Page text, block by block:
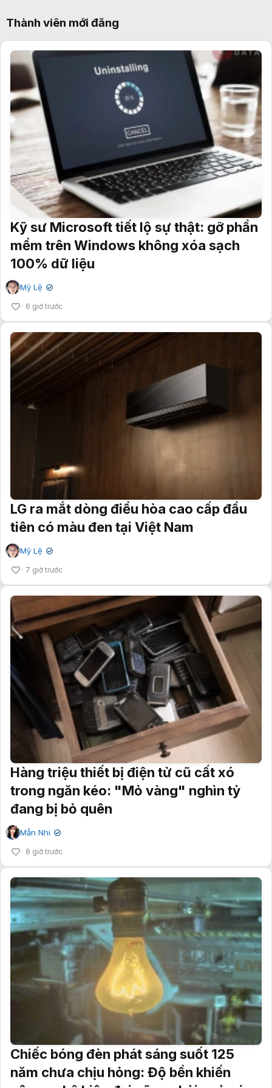
Thành viên mới đăng
Kỹ sư Microsoft tiết lộ sự thật: gỡ phần
mềm trên Windows không xóa sạch
100% dữ liệu
Mỹ Lệ ✔
6 giờ trước
LG ra mắt dòng điều hòa cao cấp đầu
tiên có màu đen tại Việt Nam
Mỹ Lệ ✔
7 giờ trước
Hàng triệu thiết bị điện tử cũ cất xó
trong ngăn kéo: "Mỏ vàng" nghìn tỷ
đang bị bỏ quên
Mẫn Nhi ✔
8 giờ trước
Chiếc bóng đèn phát sáng suốt 125
năm chưa chịu hỏng: Độ bền khiến